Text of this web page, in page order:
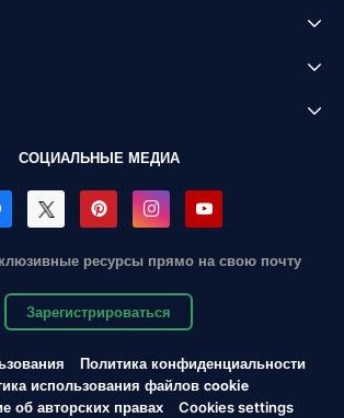
СОЦИАЛЬНЫЕ МЕДИА
ресурсы прямо на свою почту
Зарегистрироваться
Политика конфиденциальности
использования файлов cookie
об авторских правах
Cookies settings